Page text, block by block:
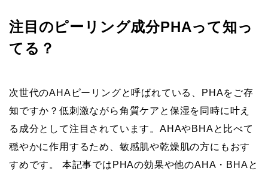
注目のピーリング成分PHAって知っ
てる？
次世代のAHAピーリングと呼ばれている、PHAをご存
知ですか？低刺激ながら角質ケアと保湿を同時に叶え
る成分として注目されています。AHAやBHAと比べて
穏やかに作用するため、敏感肌や乾燥肌の方にもおす
すめです。 本記事ではPHAの効果や他のAHA・BHAと